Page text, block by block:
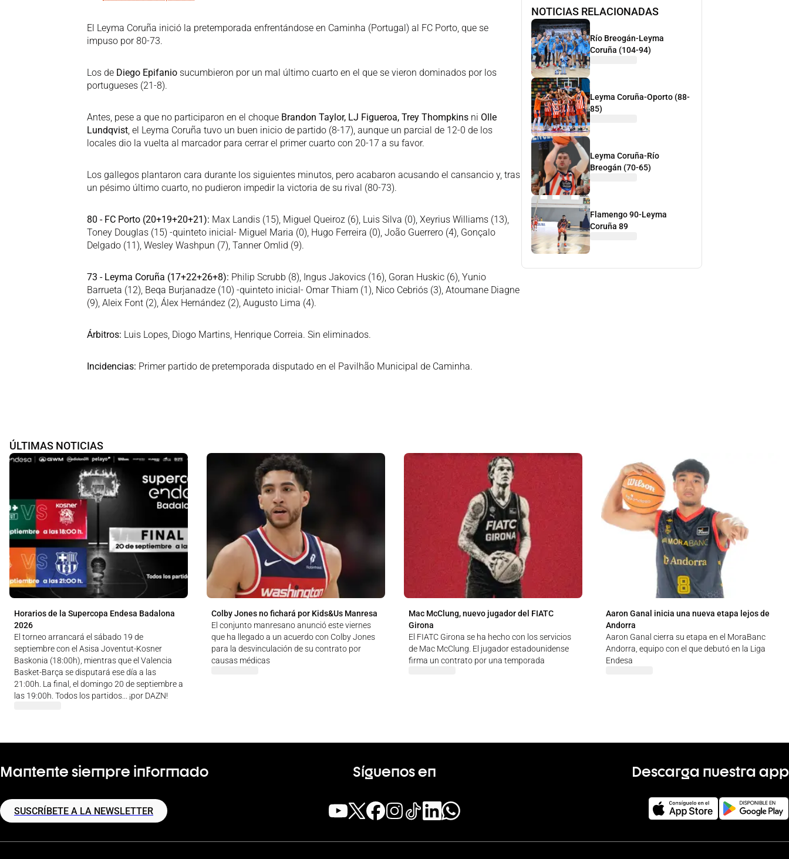
El Leyma Coruña inició la pretemporada enfrentándose en Caminha (Portugal) al FC Porto, que se
impuso por 80-73.
Los de Diego Epifanio sucumbieron por un mal último cuarto en el que se vieron dominados por los
portugueses (21-8).
Antes, pese a que no participaron en el choque Brandon Taylor, LJ Figueroa, Trey Thompkins ni Olle
Lundqvist, el Leyma Coruña tuvo un buen inicio de partido (8-17), aunque un parcial de 12-0 de los
locales dio la vuelta al marcador para cerrar el primer cuarto con 20-17 a su favor.
Los gallegos plantaron cara durante los siguientes minutos, pero acabaron acusando el cansancio y, tras
un pésimo último cuarto, no pudieron impedir la victoria de su rival (80-73).
80 - FC Porto (20+19+20+21): Max Landis (15), Miguel Queiroz (6), Luis Silva (0), Xeyrius Williams (13),
Toney Douglas (15) -quinteto inicial- Miguel Maria (0), Hugo Ferreira (0), João Guerrero (4), Gonçalo
Delgado (11), Wesley Washpun (7), Tanner Omlid (9).
73 - Leyma Coruña (17+22+26+8): Philip Scrubb (8), Ingus Jakovics (16), Goran Huskic (6), Yunio
Barrueta (12), Beqa Burjanadze (10) -quinteto inicial- Omar Thiam (1), Nico Cebriós (3), Atoumane Diagne
(9), Aleix Font (2), Álex Hernández (2), Augusto Lima (4).
Árbitros: Luis Lopes, Diogo Martins, Henrique Correia. Sin eliminados.
Incidencias: Primer partido de pretemporada disputado en el Pavilhão Municipal de Caminha.
NOTICIAS RELACIONADAS
Río Breogán-Leyma
Coruña (104-94)
Leyma Coruña-Oporto (88-
85)
Leyma Coruña-Río
Breogán (70-65)
Flamengo 90-Leyma
Coruña 89
ÚLTIMAS NOTICIAS
Horarios de la Supercopa Endesa Badalona
2026
El torneo arrancará el sábado 19 de
septiembre con el Asisa Joventut-Kosner
Baskonia (18:00h), mientras que el Valencia
Basket-Barça se disputará ese día a las
21:00h. La final, el domingo 20 de septiembre a
las 19:00h. Todos los partidos... ¡por DAZN!
Colby Jones no fichará por Kids&Us Manresa
El conjunto manresano anunció este viernes
que ha llegado a un acuerdo con Colby Jones
para la desvinculación de su contrato por
causas médicas
Mac McClung, nuevo jugador del FIATC
Girona
El FIATC Girona se ha hecho con los servicios
de Mac McClung. El jugador estadounidense
firma un contrato por una temporada
Aaron Ganal inicia una nueva etapa lejos de
Andorra
Aaron Ganal cierra su etapa en el MoraBanc
Andorra, equipo con el que debutó en la Liga
Endesa
Mantente siempre informado
SUSCRÍBETE A LA NEWSLETTER
Síguenos en Descarga nuestra app